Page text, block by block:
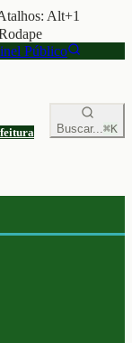
Alt+1
Público
Buscar...⌘K